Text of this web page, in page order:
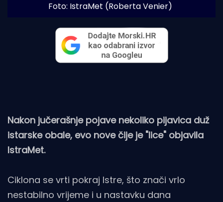
Foto: IstraMet (Roberta Venier)
Nakon jučerašnje pojave nekoliko pijavica duž
istarske obale, evo nove čije je "lice" objavila
IstraMet.
Ciklona se vrti pokraj Istre, što znači vrlo
nestabilno vrijeme i u nastavku dana